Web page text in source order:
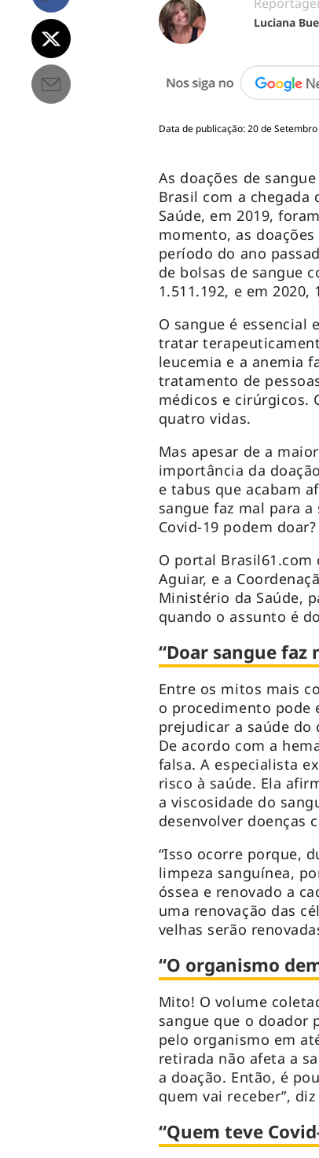
Luciana
Data de publicação: 20 de
As doações de
Brasil com a chegada
Saúde, em 2019,
momento, as
período do ano
de bolsas de sangue
1.511.192, e em 2020,
O sangue é essencial
tratar
leucemia e a anemia
tratamento de
médicos e cirúrgicos.
quatro vidas.
Mas apesar de a
importância da
e tabus que acabam
sangue faz mal para
Covid-19 podem
O portal
Aguiar, e a
Ministério da Saúde,
quando o assunto é
“Doar sangue faz
Entre os mitos mais
o procedimento pode
prejudicar a saúde do
De acordo com a
falsa. A especialista
risco à saúde. Ela
a viscosidade do
desenvolver doenças
“Isso ocorre porque,
limpeza sanguínea,
óssea e renovado a
uma renovação das
velhas serão
“O organismo
Mito! O volume
sangue que o doador
pelo organismo em
retirada não afeta a
a doação. Então, é
quem vai receber”,
“Quem teve